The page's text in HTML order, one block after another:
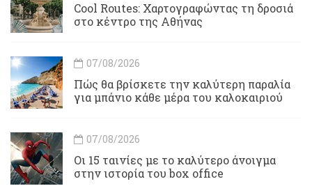
Cool Routes: Χαρτογραφώντας τη δροσιά
στο κέντρο της Αθήνας
07/08/2026
Πώς θα βρίσκετε την καλύτερη παραλία
για μπάνιο κάθε μέρα του καλοκαιριού
07/08/2026
Οι 15 ταινίες με το καλύτερο άνοιγμα
στην ιστορία του box office